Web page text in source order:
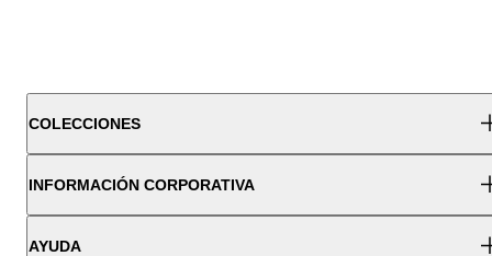
COLECCIONES
INFORMACIÓN CORPORATIVA
AYUDA